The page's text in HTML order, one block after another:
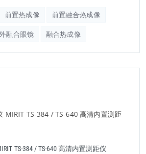
前置热成像 前置融合热成像
融合眼镜 融合热成像
TS-384 / TS-640 高清内置测距仪